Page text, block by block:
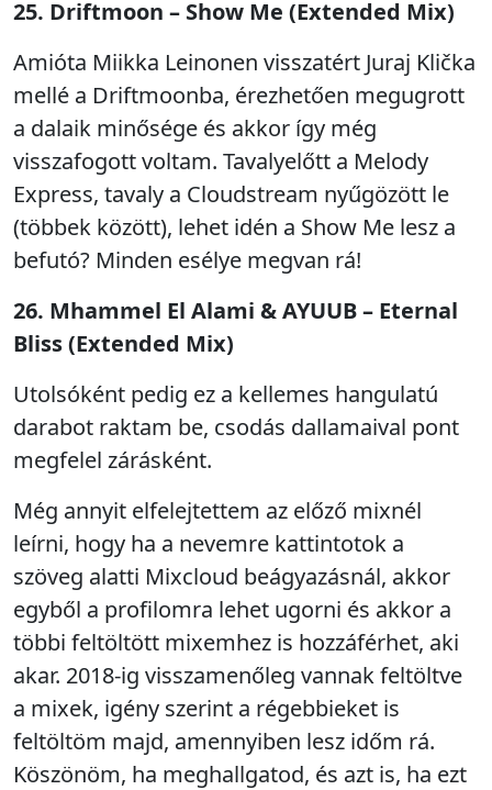
25. Driftmoon – Show Me (Extended Mix)
Amióta Miikka Leinonen visszatért Juraj Klička
mellé a Driftmoonba, érezhetően megugrott
a dalaik minősége és akkor így még
visszafogott voltam. Tavalyelőtt a Melody
Express, tavaly a Cloudstream nyűgözött le
(többek között), lehet idén a Show Me lesz a
befutó? Minden esélye megvan rá!
26. Mhammel El Alami & AYUUB – Eternal
Bliss (Extended Mix)
Utolsóként pedig ez a kellemes hangulatú
darabot raktam be, csodás dallamaival pont
megfelel zárásként.
Még annyit elfelejtettem az előző mixnél
leírni, hogy ha a nevemre kattintotok a
szöveg alatti Mixcloud beágyazásnál, akkor
egyből a profilomra lehet ugorni és akkor a
többi feltöltött mixemhez is hozzáférhet, aki
akar. 2018-ig visszamenőleg vannak feltöltve
a mixek, igény szerint a régebbieket is
feltöltöm majd, amennyiben lesz időm rá.
Köszönöm, ha meghallgatod, és azt is, ha ezt